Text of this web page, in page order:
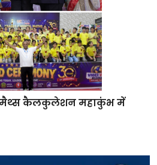
मैथ्स कैलकुलेशन महाकुंभ में